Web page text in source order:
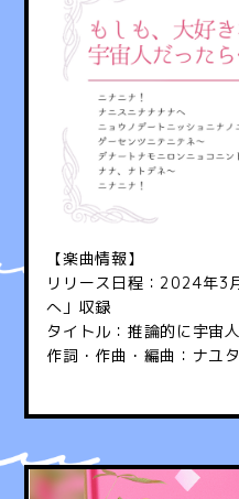
【楽曲情報】
リリース日程：2024年3
へ」収録
タイトル：推論的に宇宙人
作詞・作曲・編曲：ナユ